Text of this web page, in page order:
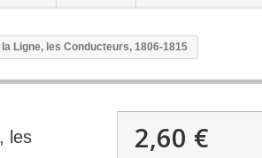
la Ligne, les Conducteurs, 1806-1815
les
2,60 €